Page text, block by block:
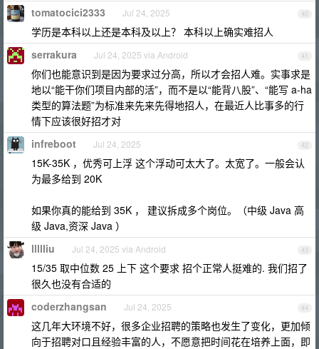
40
tomatocici2333 Jul 24, 2025
学历是本科以上还是本科及以上？ 本科以上确实难招人
41
serrakura Jul 24, 2025 via Android
你们也能意识到是因为要求过分高，所以才会招人难。实事求是
地以“能干你们项目内部的活”，而不是以“能背八股”、“能写 a-ha
类型的算法题”为标准来先来先得地招人，在最近人比事多的行
情下应该很好招才对
42
infreboot Jul 24, 2025
15K-35K ，优秀可上浮 这个浮动可太大了。太宽了。一般会认
为最多给到 20K
如果你真的能给到 35K ， 建议拆成多个岗位。（中级 Java 高
级 Java,资深 Java ）
43
llllliu Jul 24, 2025 via Android
15/35 取中位数 25 上下 这个要求 招个正常人挺难的. 我们招了
很久也没有合适的
44
coderzhangsan Jul 24, 2025
这几年大环境不好，很多企业招聘的策略也发生了变化，更加倾
向于招聘对口且经验丰富的人，不愿意把时间花在培养上面，即